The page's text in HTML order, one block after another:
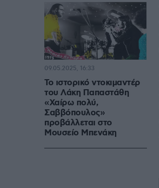
Το ιστορικό ντοκιμαντέρ
του Λάκη Παπαστάθη
«Χαίρω πολύ,
Σαββόπουλος»
προβάλλεται στο
Μουσείο Μπενάκη
09.05.2025, 16:33